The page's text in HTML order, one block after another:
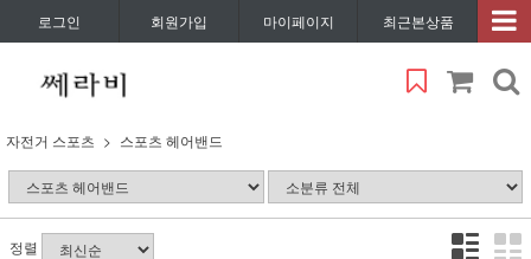
로그인 회원가입 마이페이지 최근본상품
자전거 스포츠 스포츠 헤어밴드
정렬